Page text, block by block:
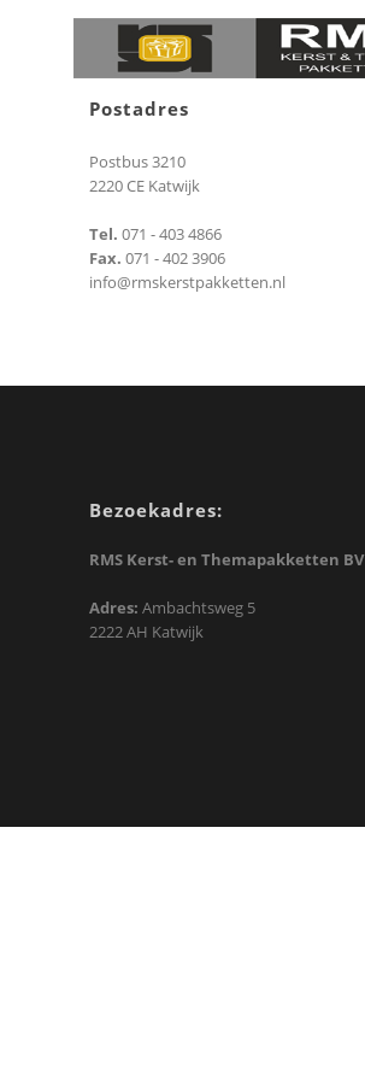
Postadres
Postbus 3210
2220 CE Katwijk
Tel. 071 - 403 4866
Fax. 071 - 402 3906
info@rmskerstpakketten.nl
Bezoekadres:
RMS Kerst- en Themapakketten BV
Adres: Ambachtsweg 5
2222 AH Katwijk